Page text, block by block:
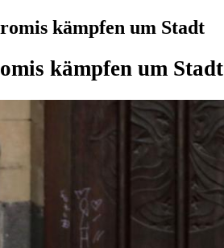
kämpfen um Stadt
kämpfen um Stadt